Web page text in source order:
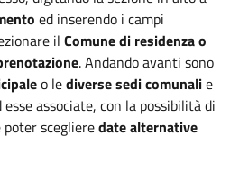
ed inserendo i campi
il Comune di residenza o
. Andando avanti sono
o lediverse sedi comunalie
associate, con la possibilità di
sceglieredate alternative